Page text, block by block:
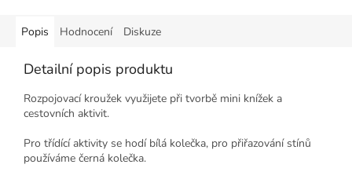
Popis Hodnocení Diskuze
Detailní popis produktu
Rozpojovací kroužek využijete při tvorbě mini knížek a
cestovních aktivit.
Pro třídící aktivity se hodí bílá kolečka, pro přiřazování stínů
používáme černá kolečka.